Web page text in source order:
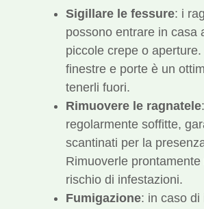
Sigillare le fessure: i
possono entrare in casa
piccole crepe o
finestre e porte è un
tenerli fuori.
Rimuovere le ragnatele
regolarmente soffitte,
scantinati per la
Rimuoverle prontamente
rischio di infestazioni.
Fumigazione: in caso di